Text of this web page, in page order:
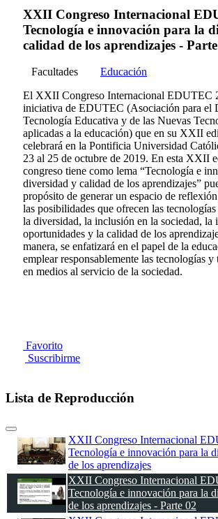
XXII Congreso Internacional
Tecnología e innovación para la
calidad de los aprendizajes -
Facultades
Educación
El XXII Congreso Internacional EDUTEC
iniciativa de EDUTEC (Asociación para el
Tecnología Educativa y de las Nuevas
aplicadas a la educación) que en su XXII
celebrará en la Pontificia Universidad
23 al 25 de octubre de 2019. En esta XXII
congreso tiene como lema “Tecnología e
diversidad y calidad de los aprendizajes”
propósito de generar un espacio de
las posibilidades que ofrecen las
la diversidad, la inclusión en la sociedad, la
oportunidades y la calidad de los
manera, se enfatizará en el papel de la
emplear responsablemente las tecnologías y
en medios al servicio de la sociedad.
Favorito
Suscribirme
Lista de Reproducción
XXII Congreso Internacional
Tecnología e innovación para la
de los aprendizajes
XXII Congreso Internacional
Tecnología e innovación para la
de los aprendizajes - Parte 02